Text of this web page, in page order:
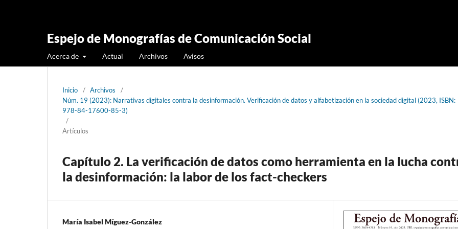
Espejo de Monografías de Comunicación Social
Acerca de Actual Archivos Avisos
Inicio / Archivos
/
Núm. 19 (2023): Narrativas digitales contra la desinformación. Verificación de datos y alfabetización en la sociedad digital (2023, ISBN:
978-84-17600-85-3)
/
Artículos
Capítulo 2. La verificación de datos como herramienta en la lucha
la desinformación: la labor de los fact-checkers
María Isabel Míguez-González